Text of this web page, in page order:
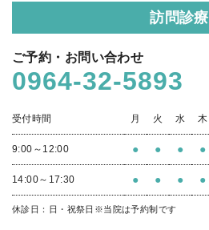
訪問診療
ご予約・お問い合わせ
0964-32-5893
受付時間 月 火 水 木
9:00～12:00 ● ● ● ●
14:00～17:30 ● ● ● ●
休診日：日・祝祭日 ※当院は予約制です